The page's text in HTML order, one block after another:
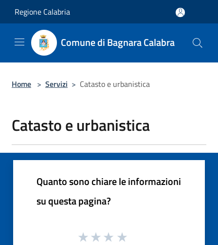
Regione Calabria
Comune di Bagnara Calabra
Home > Servizi > Catasto e urbanistica
Catasto e urbanistica
Quanto sono chiare le informazioni
su questa pagina?